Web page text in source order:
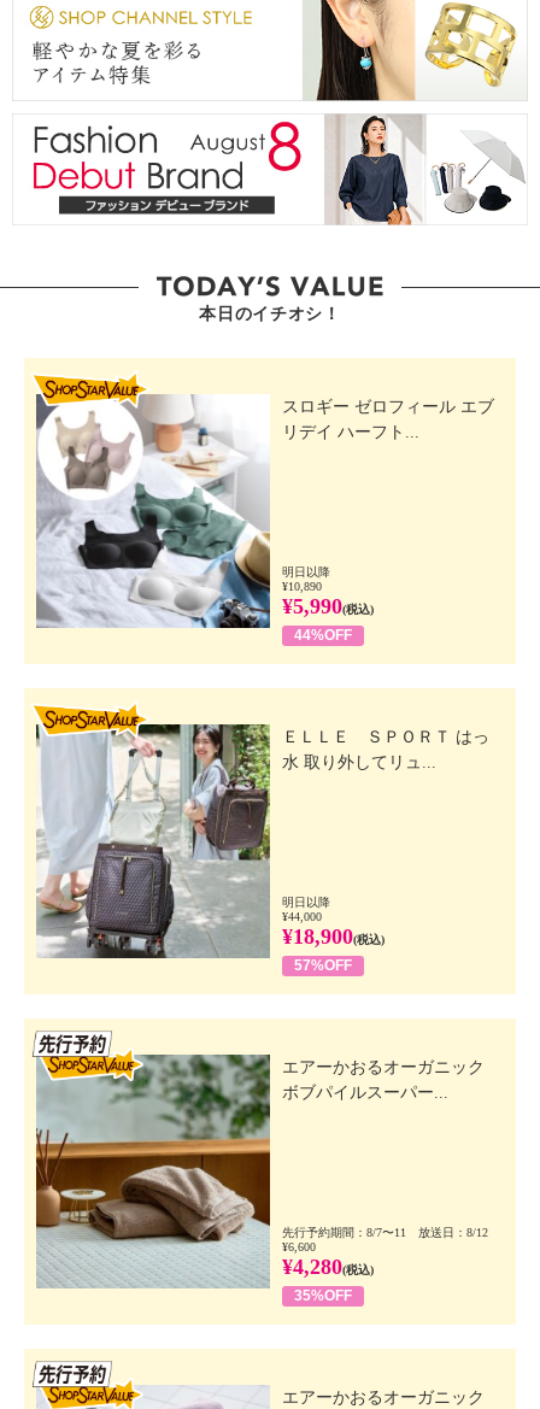
本日のイチオシ！
スロギー ゼロフィール エブ
リデイ ハーフト...
明日以降
¥10,890
¥5,990(税込)
44%OFF
ＥＬＬＥ ＳＰＯＲＴ はっ
水 取り外してリュ...
明日以降
¥44,000
¥18,900(税込)
57%OFF
エアーかおるオーガニック
ボブパイルスーパー...
先行予約期間：8/7〜11 放送日：8/12
¥6,600
¥4,280(税込)
35%OFF
エアーかおるオーガニック